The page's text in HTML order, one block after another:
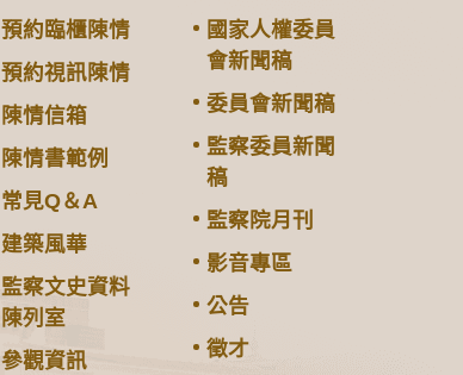
預約臨櫃陳情
預約視訊陳情
陳情信箱
陳情書範例
常見Q＆A
建築風華
監察文史資料
陳列室
參觀資訊
國家人權委員
會新聞稿
委員會新聞稿
監察委員新聞
稿
監察院月刊
影音專區
公告
徵才